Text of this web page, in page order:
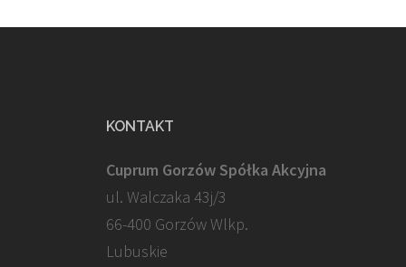
KONTAKT
Cuprum Gorzów Spółka Akcyjna
ul. Walczaka 43j/3
66-400 Gorzów Wlkp.
Lubuskie